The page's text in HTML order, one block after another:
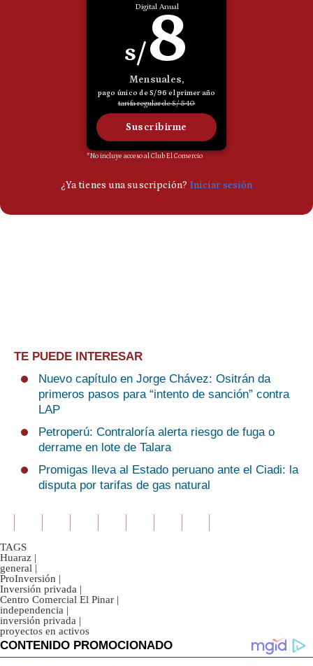
TE PUEDE INTERESAR
Nuevo capítulo en Jorge Chávez: Ositrán da
primeros pasos para “intento de sanción” contra
LAP
Petroperú: Contraloría alerta riesgo de fuga o
derrame en lote de Talara
Promigas lleva al Estado peruano ante el Ciadi: la
disputa por tarifas de gas natural
TAGS
Huaraz |
general |
ProInversión |
Inversión privada |
Centro Comercial El Pinar |
independencia |
inversión privada |
proyectos en activos